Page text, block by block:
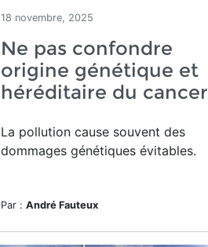
18 novembre, 2025
Ne pas confondre
origine génétique et
héréditaire du cancer
La pollution cause souvent des
dommages génétiques évitables.
Par : André Fauteux